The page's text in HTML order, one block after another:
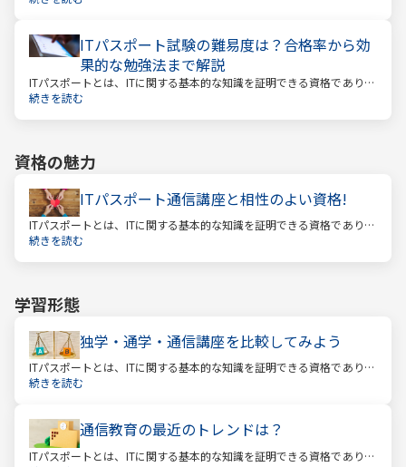
ITパスポート試験の難易度は？合格率から効
果的な勉強法まで解説
ITパスポートとは、ITに関する基本的な知識を証明できる資格であり、
経済産業省認定の国家試験です。 ITと聞くと、専門的な知識を問われ
続きを読む
資格の魅力
ITパスポート通信講座と相性のよい資格!
ITパスポートとは、ITに関する基本的な知識を証明できる資格であり、
経済産業省認定の国家試験です。 ITと聞くと、専門的な知識を問われ
続きを読む
学習形態
独学・通学・通信講座を比較してみよう
ITパスポートとは、ITに関する基本的な知識を証明できる資格であり、
経済産業省認定の国家試験です。 ITと聞くと、専門的な知識を問われ
続きを読む
通信教育の最近のトレンドは？
ITパスポートとは、ITに関する基本的な知識を証明できる資格であり、